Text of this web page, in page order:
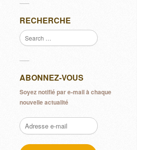
RECHERCHE
ABONNEZ-VOUS
Soyez notifié par e-mail à chaque
nouvelle actualité
Adresse
e-
mail